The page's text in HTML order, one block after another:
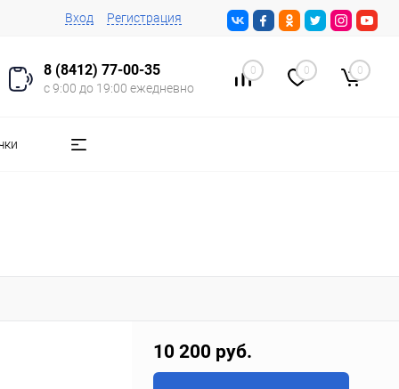
Вход Регистрация
8 (8412) 77-00-35
с 9:00 до 19:00 ежедневно
0 0 0
10 200 руб.